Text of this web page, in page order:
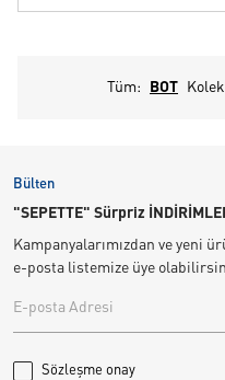
Tüm: BOT
Bülten
"SEPETTE" Sürpriz
Kampanyalarımızdan ve yeni
e-posta listemize üye
Sözleşme onay